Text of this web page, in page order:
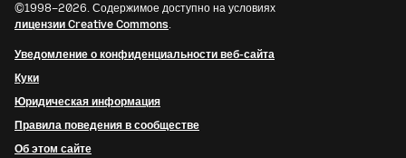
©1998–2026. Содержимое доступно на условиях
лицензии Creative Commons.
Уведомление о конфиденциальности веб-сайта
Куки
Юридическая информация
Правила поведения в сообществе
Об этом сайте